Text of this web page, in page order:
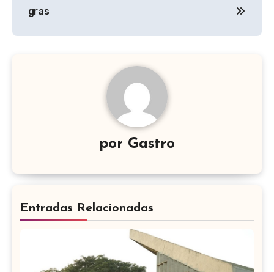
entradas
gras
por Gastro
Entradas Relacionadas